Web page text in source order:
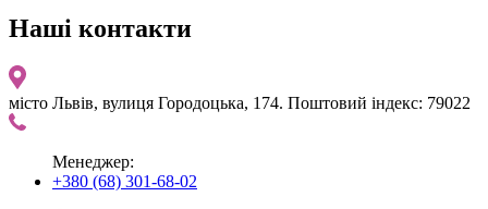
Наші контакти
місто Львів, вулиця Городоцька, 174. Поштовий індекс: 79022
Менеджер:
+380 (68) 301-68-02